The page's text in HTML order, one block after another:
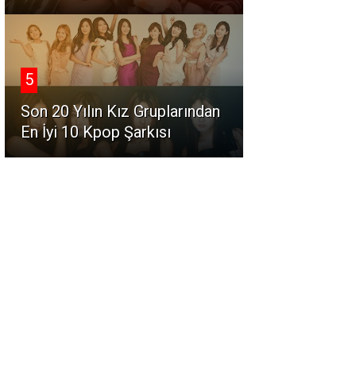
5
Son 20 Yılın Kız Gruplarından
En İyi 10 Kpop Şarkısı